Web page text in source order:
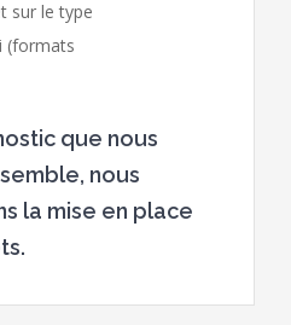
sur le type
(formats
que nous
nous
la mise en place